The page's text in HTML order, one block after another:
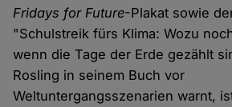
Fridays for Future-Plakat sowie
"Schulstreik fürs Klima: Wozu
wenn die Tage der Erde gezählt
Rosling in seinem Buch vor
Weltuntergangsszenarien warnt,